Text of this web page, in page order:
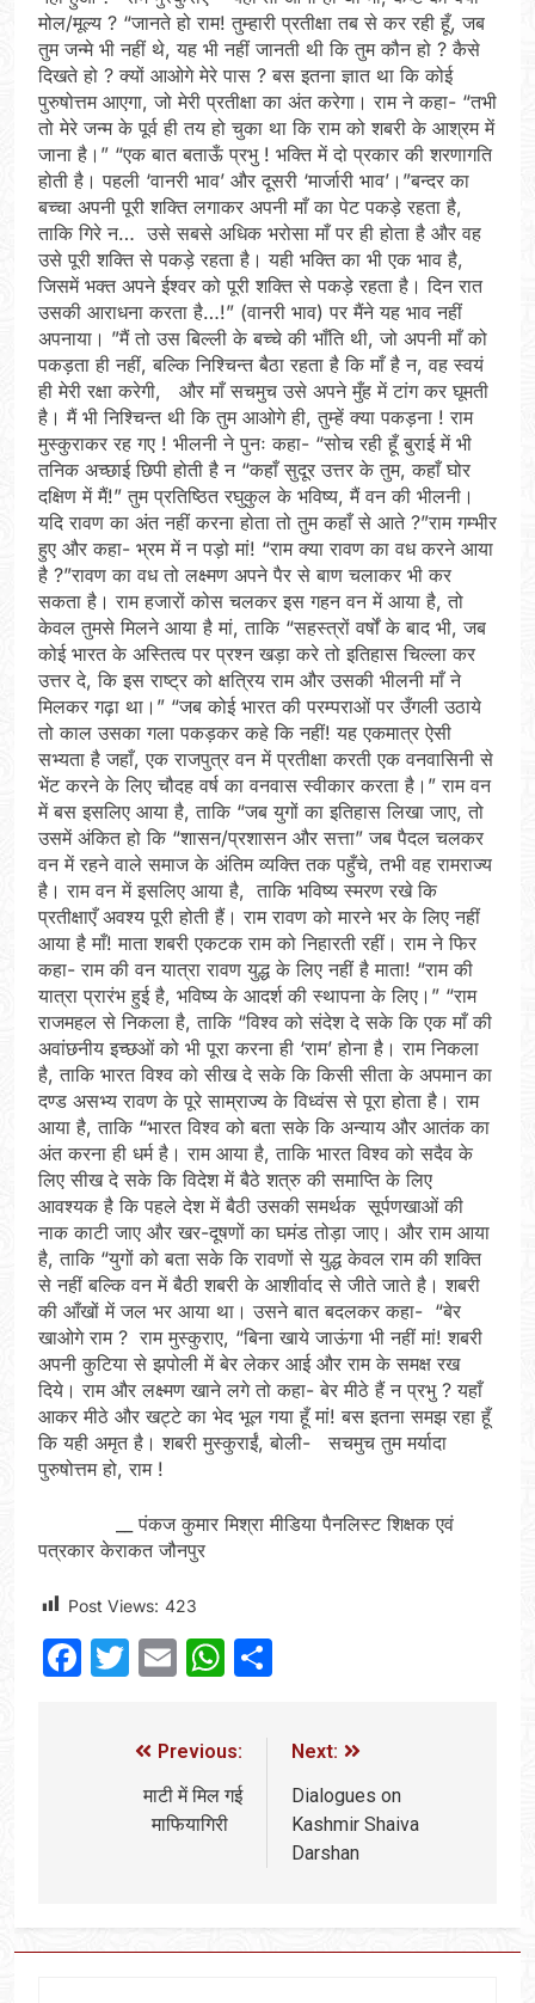
मोल/मूल्य ? “जानते हो राम! तुम्हारी प्रतीक्षा तब से कर रही हूँ, जब
तुम जन्मे भी नहीं थे, यह भी नहीं जानती थी कि तुम कौन हो ? कैसे
दिखते हो ? क्यों आओगे मेरे पास ? बस इतना ज्ञात था कि कोई
पुरुषोत्तम आएगा, जो मेरी प्रतीक्षा का अंत करेगा। राम ने कहा- “तभी
तो मेरे जन्म के पूर्व ही तय हो चुका था कि राम को शबरी के आश्रम में
जाना है।” “एक बात बताऊँ प्रभु ! भक्ति में दो प्रकार की शरणागति
होती है। पहली ‘वानरी भाव’ और दूसरी ‘मार्जारी भाव’।”बन्दर का
बच्चा अपनी पूरी शक्ति लगाकर अपनी माँ का पेट पकड़े रहता है,
ताकि गिरे न… उसे सबसे अधिक भरोसा माँ पर ही होता है और वह
उसे पूरी शक्ति से पकड़े रहता है। यही भक्ति का भी एक भाव है,
जिसमें भक्त अपने ईश्वर को पूरी शक्ति से पकड़े रहता है। दिन रात
उसकी आराधना करता है…!” (वानरी भाव) पर मैंने यह भाव नहीं
अपनाया। ”मैं तो उस बिल्ली के बच्चे की भाँति थी, जो अपनी माँ को
पकड़ता ही नहीं, बल्कि निश्चिन्त बैठा रहता है कि माँ है न, वह स्वयं
ही मेरी रक्षा करेगी, और माँ सचमुच उसे अपने मुँह में टांग कर घूमती
है। मैं भी निश्चिन्त थी कि तुम आओगे ही, तुम्हें क्या पकड़ना ! राम
मुस्कुराकर रह गए ! भीलनी ने पुनः कहा- “सोच रही हूँ बुराई में भी
तनिक अच्छाई छिपी होती है न “कहाँ सुदूर उत्तर के तुम, कहाँ घोर
दक्षिण में मैं!” तुम प्रतिष्ठित रघुकुल के भविष्य, मैं वन की भीलनी।
यदि रावण का अंत नहीं करना होता तो तुम कहाँ से आते ?”राम गम्भीर
हुए और कहा- भ्रम में न पड़ो मां! “राम क्या रावण का वध करने आया
है ?”रावण का वध तो लक्ष्मण अपने पैर से बाण चलाकर भी कर
सकता है। राम हजारों कोस चलकर इस गहन वन में आया है, तो
केवल तुमसे मिलने आया है मां, ताकि “सहस्त्रों वर्षों के बाद भी, जब
कोई भारत के अस्तित्व पर प्रश्न खड़ा करे तो इतिहास चिल्ला कर
उत्तर दे, कि इस राष्ट्र को क्षत्रिय राम और उसकी भीलनी माँ ने
मिलकर गढ़ा था।” “जब कोई भारत की परम्पराओं पर उँगली उठाये
तो काल उसका गला पकड़कर कहे कि नहीं! यह एकमात्र ऐसी
सभ्यता है जहाँ, एक राजपुत्र वन में प्रतीक्षा करती एक वनवासिनी से
भेंट करने के लिए चौदह वर्ष का वनवास स्वीकार करता है।” राम वन
में बस इसलिए आया है, ताकि “जब युगों का इतिहास लिखा जाए, तो
उसमें अंकित हो कि “शासन/प्रशासन और सत्ता” जब पैदल चलकर
वन में रहने वाले समाज के अंतिम व्यक्ति तक पहुँचे, तभी वह रामराज्य
है। राम वन में इसलिए आया है, ताकि भविष्य स्मरण रखे कि
प्रतीक्षाएँ अवश्य पूरी होती हैं। राम रावण को मारने भर के लिए नहीं
आया है माँ! माता शबरी एकटक राम को निहारती रहीं। राम ने फिर
कहा- राम की वन यात्रा रावण युद्ध के लिए नहीं है माता! “राम की
यात्रा प्रारंभ हुई है, भविष्य के आदर्श की स्थापना के लिए।” “राम
राजमहल से निकला है, ताकि “विश्व को संदेश दे सके कि एक माँ की
अवांछनीय इच्छओं को भी पूरा करना ही ‘राम’ होना है। राम निकला
है, ताकि भारत विश्व को सीख दे सके कि किसी सीता के अपमान का
दण्ड असभ्य रावण के पूरे साम्राज्य के विध्वंस से पूरा होता है। राम
आया है, ताकि “भारत विश्व को बता सके कि अन्याय और आतंक का
अंत करना ही धर्म है। राम आया है, ताकि भारत विश्व को सदैव के
लिए सीख दे सके कि विदेश में बैठे शत्रु की समाप्ति के लिए
आवश्यक है कि पहले देश में बैठी उसकी समर्थक सूर्पणखाओं की
नाक काटी जाए और खर-दूषणों का घमंड तोड़ा जाए। और राम आया
है, ताकि “युगों को बता सके कि रावणों से युद्ध केवल राम की शक्ति
से नहीं बल्कि वन में बैठी शबरी के आशीर्वाद से जीते जाते है। शबरी
की आँखों में जल भर आया था। उसने बात बदलकर कहा- “बेर
खाओगे राम ? राम मुस्कुराए, “बिना खाये जाऊंगा भी नहीं मां! शबरी
अपनी कुटिया से झपोली में बेर लेकर आई और राम के समक्ष रख
दिये। राम और लक्ष्मण खाने लगे तो कहा- बेर मीठे हैं न प्रभु ? यहाँ
आकर मीठे और खट्टे का भेद भूल गया हूँ मां! बस इतना समझ रहा हूँ
कि यही अमृत है। शबरी मुस्कुराईं, बोली- सचमुच तुम मर्यादा
पुरुषोत्तम हो, राम !
__ पंकज कुमार मिश्रा मीडिया पैनलिस्ट शिक्षक एवं
पत्रकार केराकत जौनपुर
Post Views: 423
Facebook
Twitter
EmailWhatsApp
Previous:
माटी में मिल गई
माफियागिरी
Next:
Dialogues on
Kashmir Shaiva
Darshan